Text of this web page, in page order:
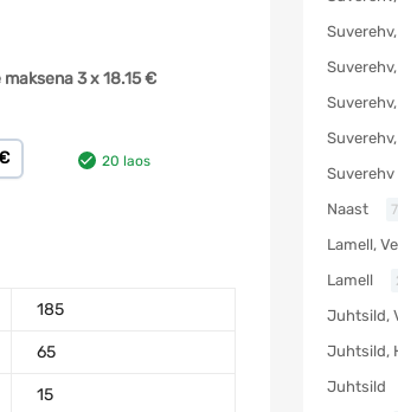
maksena 3 x18.15€
20 laos
185
65
15
Suverehv
Naast
Lamell,
Lamell
Juhtsild,
Juhtsild,
Juhtsild